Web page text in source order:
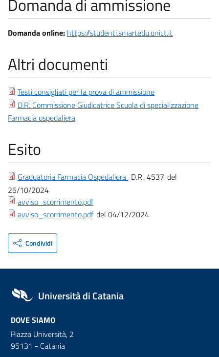
Domanda di ammissione
Domanda online: https://studenti.smartedu.unict.it
Altri documenti
Testi consigliati per la prova di ammissione
D.R. Commissione Giudicatrice Scuola di specializzazione
Farmacia ospedaliera
Esito
Graduatoria Farmacia Ospedaliera D.R. 4537
25/10/2024
avviso_scorrimento.pdf
avviso_scorrimento.pdf
04/12/2024
Condividi
Università di Catania
DOVE SIAMO
Piazza Università, 2
95131 - Catania